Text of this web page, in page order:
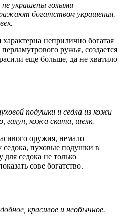
украшены голыми
богатством украшения.
неприлично богатая
ружья, создается
еще больше, да не хватило
подушки и седла из кожи
галун, кожа ската, шелк.
оружия, немало
седока, пуховые подушки в
для седока не только
сове богатство.
красивое и необычное.